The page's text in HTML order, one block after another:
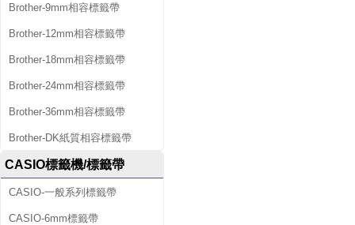
Brother-9mm相容標籤帶
Brother-12mm相容標籤帶
Brother-18mm相容標籤帶
Brother-24mm相容標籤帶
Brother-36mm相容標籤帶
Brother-DK紙質相容標籤帶
CASIO標籤機/標籤帶
CASIO-一般系列標籤帶
CASIO-6mm標籤帶